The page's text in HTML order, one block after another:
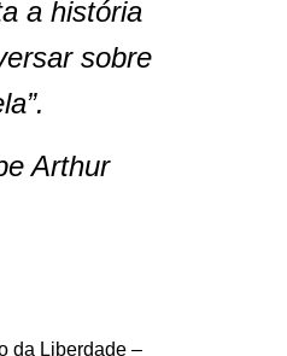
a história
sobre
Arthur
da Liberdade –